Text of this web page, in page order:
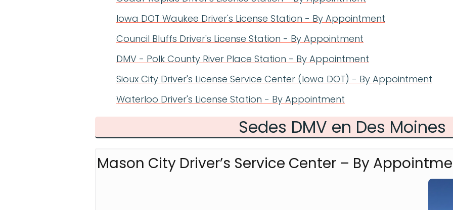
Iowa DOT Waukee Driver's License Station - By Appointment
Council Bluffs Driver's License Station - By Appointment
DMV - Polk County River Place Station - By Appointment
Sioux City Driver's License Service Center (Iowa DOT) - By Appointment
Waterloo Driver's License Station - By Appointment
Sedes DMV en Des Moines
Mason City Driver’s Service Center – By